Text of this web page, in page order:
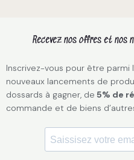
Recevez nos offres et nos
Inscrivez-vous pour être
nouveaux lancements de
dossards à gagner, de 5% de
commande et de biens